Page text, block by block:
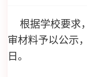
根据学校要求
审材料予以公示
日。